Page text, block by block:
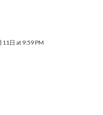
日 at 9:59 PM